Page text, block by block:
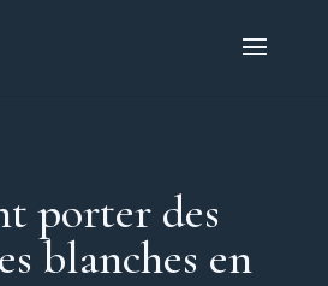
porter des
blanches en